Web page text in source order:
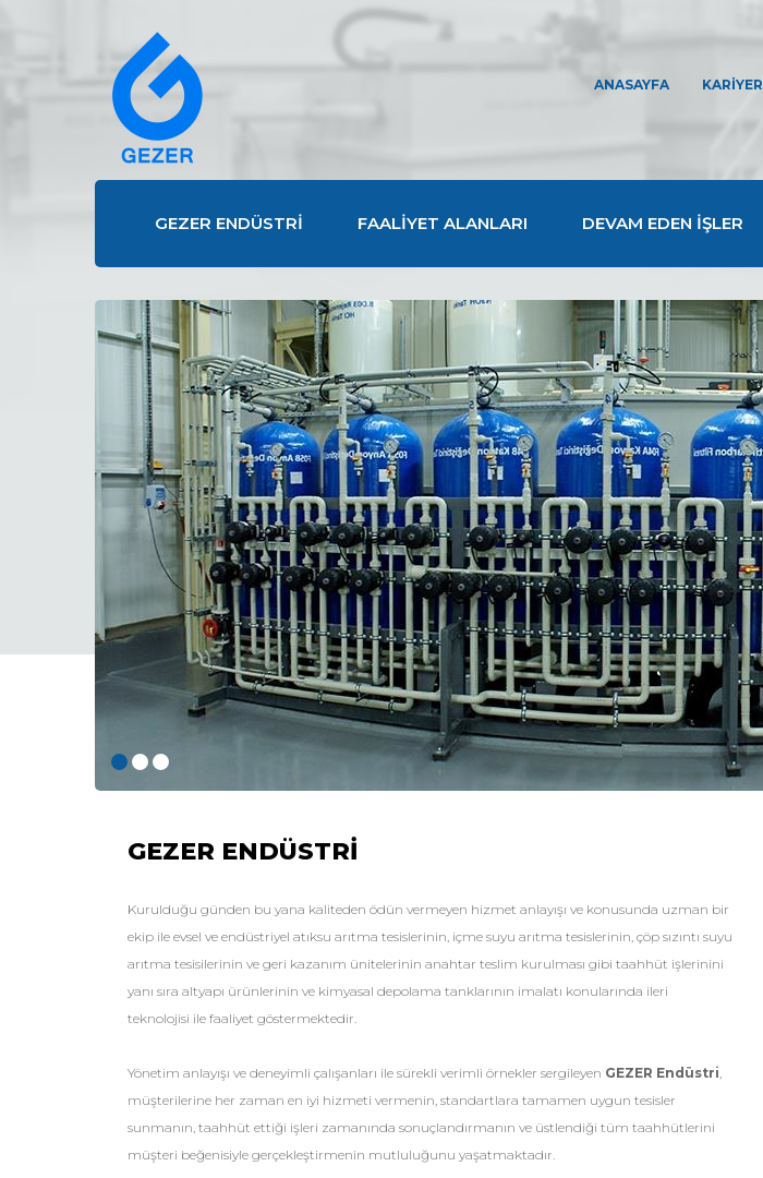
ANASAYFA KARİYER
GEZER ENDÜSTRİ FAALİYET ALANLARI DEVAM EDEN İŞLER
GEZER ENDÜSTRİ
Kurulduğu günden bu yana kaliteden ödün vermeyen hizmet anlayışı ve konusunda uzman bir
ekip ile evsel ve endüstriyel atıksu arıtma tesislerinin, içme suyu arıtma tesislerinin, çöp sızıntı suyu
arıtma tesisilerinin ve geri kazanım ünitelerinin anahtar teslim kurulması gibi taahhüt işlerinini
yanı sıra altyapı ürünlerinin ve kimyasal depolama tanklarının imalatı konularında ileri
teknolojisi ile faaliyet göstermektedir.
Yönetim anlayışı ve deneyimli çalışanları ile sürekli verimli örnekler sergileyen GEZER Endüstri,
müşterilerine her zaman en iyi hizmeti vermenin, standartlara tamamen uygun tesisler
sunmanın, taahhüt ettiği işleri zamanında sonuçlandırmanın ve üstlendiği tüm taahhütlerini
müşteri beğenisiyle gerçekleştirmenin mutluluğunu yaşatmaktadır.